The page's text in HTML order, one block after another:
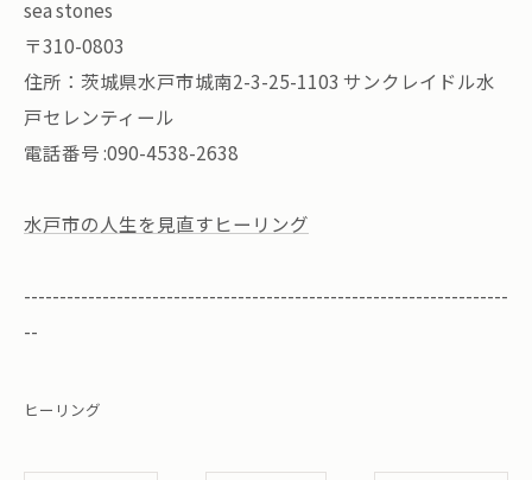
sea stones
〒310-0803
住所：茨城県水戸市城南2-3-25-1103 サンクレイドル水
戸セレンティール
電話番号 :090-4538-2638
水戸市の人生を見直すヒーリング
--------------------------------------------------------------------
--
ヒーリング